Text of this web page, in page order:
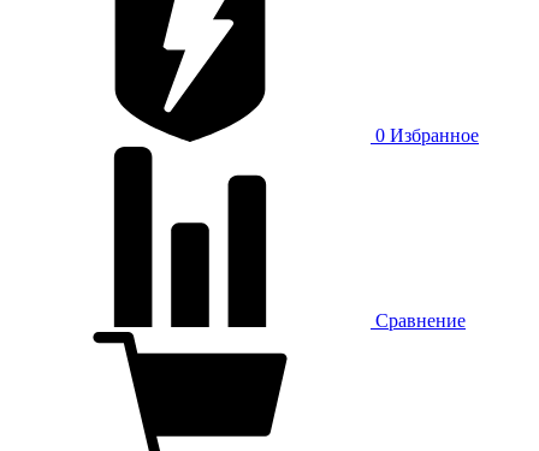
0 Избранное
Сравнение